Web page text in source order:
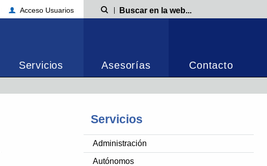
Acceso Usuarios Búsqueda
Servicios Asesorías Contacto
Servicios
Administración
Autónomos